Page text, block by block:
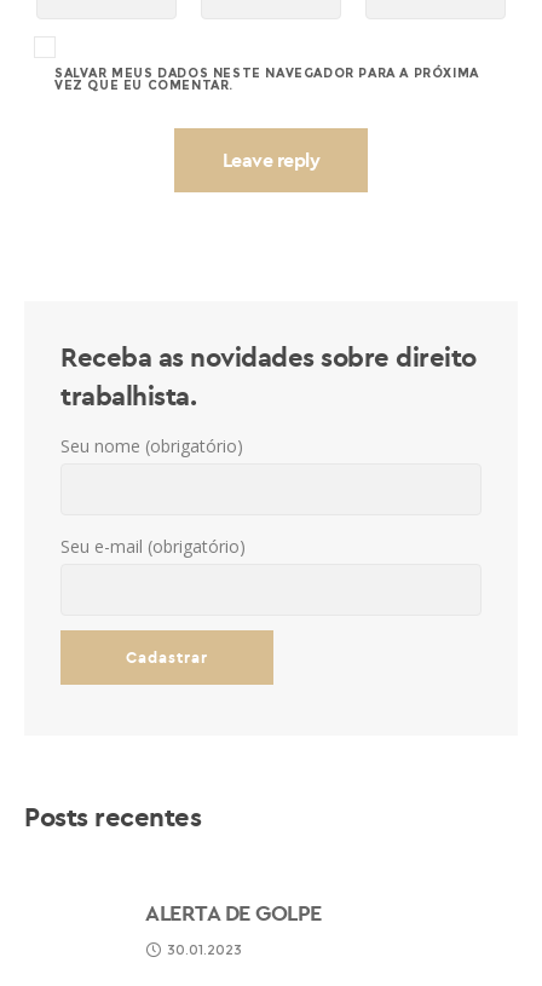
SALVAR MEUS DADOS NESTE NAVEGADOR PARA A PRÓXIMA
VEZ QUE EU COMENTAR.
Receba as novidades sobre direito
trabalhista.
Seu nome (obrigatório)
Seu e-mail (obrigatório)
Posts recentes
ALERTA DE GOLPE
30.01.2023